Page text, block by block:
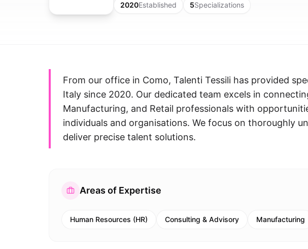
2020Established 5Specializations
From our office in Como, Talenti Tessili has provided
Italy since 2020. Our dedicated team excels in
Manufacturing, and Retail professionals with
individuals and organisations. We focus on thoroughly
deliver precise talent solutions.
Areas of Expertise
Human Resources (HR) Consulting & Advisory Manufacturing